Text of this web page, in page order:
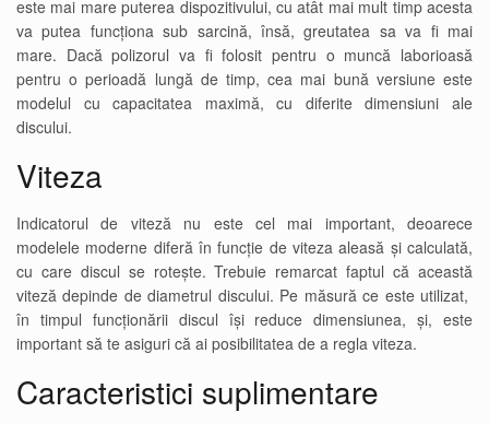
este mai mare puterea dispozitivului, cu atât mai mult timp acesta
va putea funcționa sub sarcină, însă, greutatea sa va fi mai
mare. Dacă polizorul va fi folosit pentru o muncă laborioasă
pentru o perioadă lungă de timp, cea mai bună versiune este
modelul cu capacitatea maximă, cu diferite dimensiuni ale
discului.
Viteza
Indicatorul de viteză nu este cel mai important, deoarece
modelele moderne diferă în funcție de viteza aleasă și calculată,
cu care discul se rotește. Trebuie remarcat faptul că această
viteză depinde de diametrul discului. Pe măsură ce este utilizat,
în timpul funcționării discul își reduce dimensiunea, și, este
important să te asiguri că ai posibilitatea de a regla viteza.
Caracteristici suplimentare